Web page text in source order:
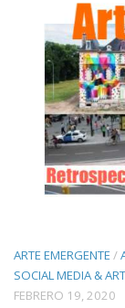
ARTE EMERGENTE /
SOCIAL MEDIA & ART
FEBRERO 19, 2020